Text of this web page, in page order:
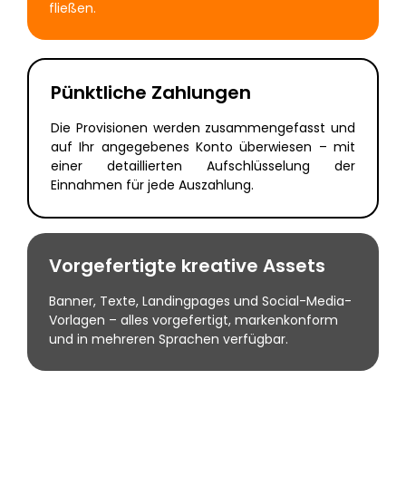
fließen.
Pünktliche Zahlungen
Die Provisionen werden zusammengefasst und
auf Ihr angegebenes Konto überwiesen – mit
einer detaillierten Aufschlüsselung der
Einnahmen für jede Auszahlung.
Vorgefertigte kreative Assets
Banner, Texte, Landingpages und Social-Media-
Vorlagen – alles vorgefertigt, markenkonform
und in mehreren Sprachen verfügbar.